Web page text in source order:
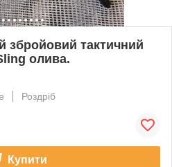
тактичний
олива.
Роздріб
Купити